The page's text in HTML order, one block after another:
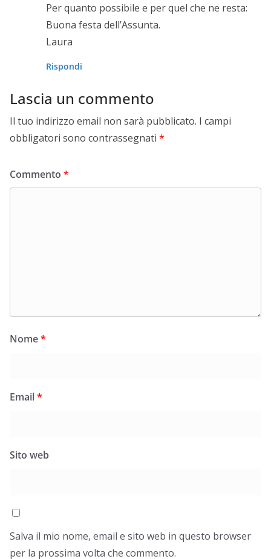
Per quanto possibile e per quel che ne resta:
Buona festa dell’Assunta.
Laura
Rispondi
Lascia un commento
Il tuo indirizzo email non sarà pubblicato. I campi
obbligatori sono contrassegnati *
Commento *
Nome*
Email*
Sito web
Salva il mio nome, email e sito web in questo browser
per la prossima volta che commento.